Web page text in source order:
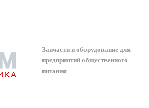
Запчасти и оборудование для
предприятий общественного
питания